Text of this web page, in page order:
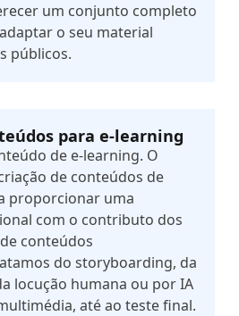
um conjunto completo
o seu material
públicos.
para e-learning
de e-learning. O
de conteúdos de
proporcionar uma
com o contributo dos
conteúdos
do storyboarding, da
locução humana ou por IA
até ao teste final.